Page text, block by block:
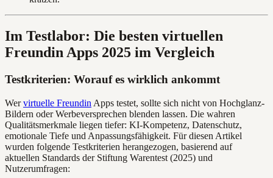
Im Testlabor: Die besten virtuellen
Freundin Apps 2025 im Vergleich
Testkriterien: Worauf es wirklich ankommt
Wervirtuelle Freundin Apps testet, sollte sich nicht von Hochglanz-
Bildern oder Werbeversprechen blenden lassen. Die wahren
Qualitätsmerkmale liegen tiefer: KI-Kompetenz, Datenschutz,
emotionale Tiefe und Anpassungsfähigkeit. Für diesen Artikel
wurden folgende Testkriterien herangezogen, basierend auf
aktuellen Standards der Stiftung Warentest (2025) und
Nutzerumfragen: